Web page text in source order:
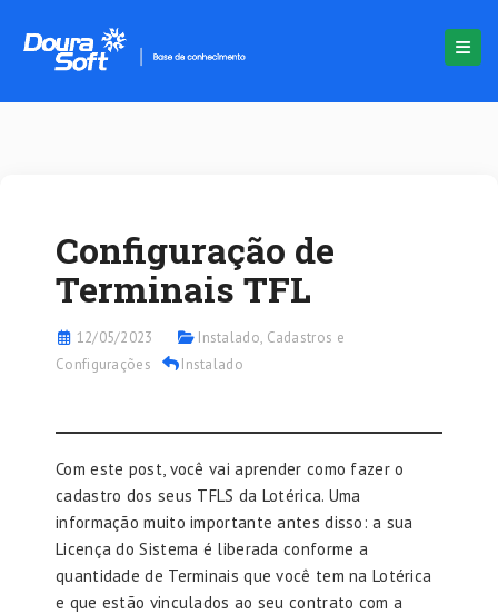
Configuração de
Terminais TFL
12/05/2023 Instalado, Cadastros e
Configurações
Instalado
Com este post, você vai aprender como fazer o
cadastro dos seus TFLS da Lotérica. Uma
informação muito importante antes disso: a sua
Licença do Sistema é liberada conforme a
quantidade de Terminais que você tem na Lotérica
e que estão vinculados ao seu contrato com a